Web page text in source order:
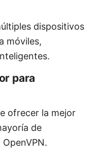
dispositivos
móviles,
para
ofrecer la mejor
de